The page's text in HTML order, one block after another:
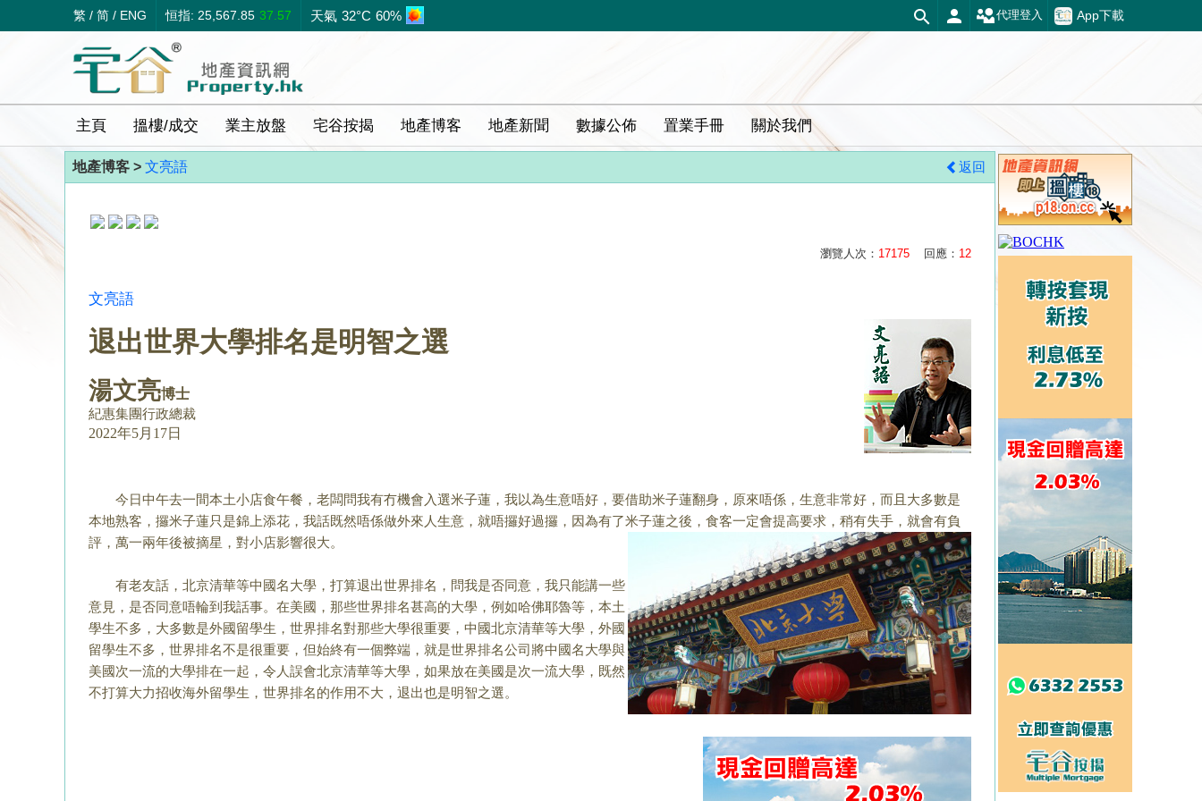
繁 / 简 / ENG 恒指: 25,567.85 37.57 天氣 32°C 60% App下載
代理登入
主頁 搵樓/成交 業主放盤 宅谷按揭 地產博客 地產新聞 數據公佈 置業手冊 關於我們
地產博客 > 文亮語 返回
瀏覽人次： 17175 回應： 12
文亮語
退出世界大學排名是明智之選
湯文亮博士
紀惠集團行政總裁
2022年5月17日
今日中午去一間本土小店食午餐，老闆問我有冇機會入選米子蓮，我以為生意唔好，要借助米子蓮翻身，原來唔係，生意非常好，而且大多數是
本地熟客，攞米子蓮只是錦上添花，我話既然唔係做外來人生意，就唔攞好過攞，因為有了米子蓮之後，食客一定會提高要求， 稍有失手，就會有負
評，萬一兩年後被摘星，對小店影響很大。
有老友話，北京清華等中國名大學，打算退出世界排名，問我是否同意，我只能講一些
意見，是否同意唔輪到我話事。在美國， 那些世界排名甚高的大學，例如哈佛耶魯等，本土
學生不多， 大多數是外國留學生，世界排名對那些大學很重要，中國北京清華等大學，外國
留學生不多，世界排名不是很重要，但始終有一個弊端， 就是世界排名公司將中國名大學與
美國次一流的大學排在一起，令人誤會北京清華等大學，如果放在美國是次一流大學，既然
不打算大力招收海外留學生，世界排名的作用不大，退出也是明智之選。